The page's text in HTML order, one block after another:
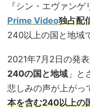
『シン・エヴァンゲ
Prime Video独占配
240以上の国と地域
2021年7月2日の発
240の国と地域 」と
悲しみの声が上がっ
本を含む240以上の